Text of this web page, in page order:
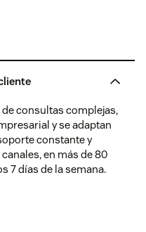
de consultas complejas,
y se adaptan
constante y
en más de 80
7 días de la semana.